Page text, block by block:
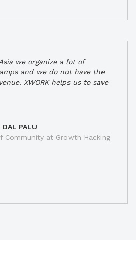
we organize a lot of
and we do not have the
XWORK helps us to save
DAL PALU
Community at Growth Hacking